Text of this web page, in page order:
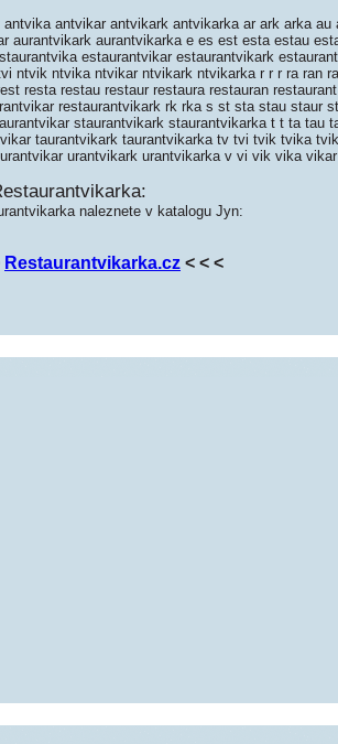
antvikar antvikark antvikarka ar ark arka au
aurantvikark aurantvikarka e es est esta estau
estaurantvikar estaurantvikark
ntvik ntvika ntvikar ntvikark ntvikarka r r r ra ran
resta restau restaur restaura restauran
restaurantvikark rk rka s st sta stau staur
staurantvikark staurantvikarka t t ta tau
taurantvikark taurantvikarka tv tvi tvik tvika
urantvikark urantvikarka v vi vik vika
naleznete v katalogu Jyn:
Restaurantvikarka.cz < < <